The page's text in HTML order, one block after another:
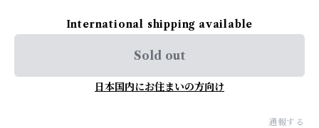
International shipping available
Sold out
日本国内にお住まいの方向け
通報する